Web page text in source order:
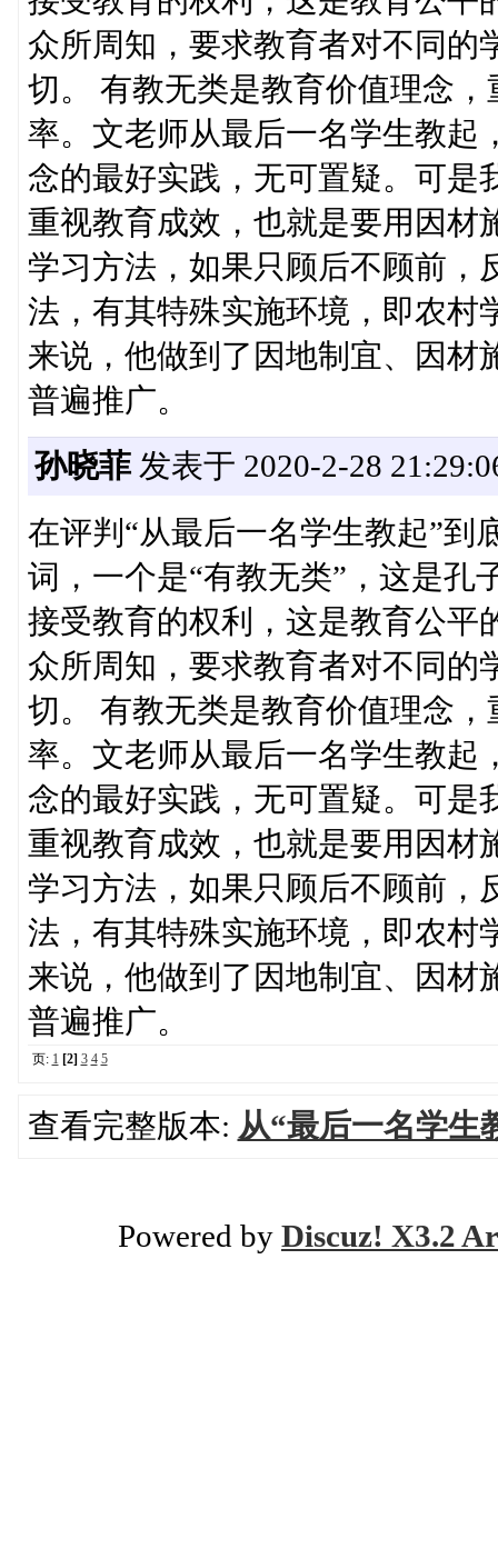
众所周知，要求教育者对不同的
切。 有教无类是教育价值理念
率。文老师从最后一名学生教起
念的最好实践，无可置疑。可是
重视教育成效，也就是要用因材
学习方法，如果只顾后不顾前，
法，有其特殊实施环境，即农村
来说，他做到了因地制宜、因材
普遍推广。
孙晓菲发表于 2020-2-28
在评判“从最后一名学生教起”到
词，一个是“有教无类”，这是孔
接受教育的权利，这是教育公平
众所周知，要求教育者对不同的
切。 有教无类是教育价值理念
率。文老师从最后一名学生教起
念的最好实践，无可置疑。可是
重视教育成效，也就是要用因材
学习方法，如果只顾后不顾前，
法，有其特殊实施环境，即农村
来说，他做到了因地制宜、因材
普遍推广。
页: 1 [2] 3 4 5
查看完整版本: 从“最后一名学生
Powered by Discuz! X3.2